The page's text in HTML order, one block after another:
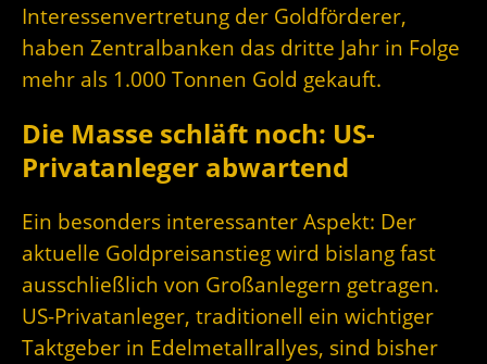
Interessenvertretung der Goldförderer,
haben Zentralbanken das dritte Jahr in Folge
mehr als 1.000 Tonnen Gold gekauft.
Die Masse schläft noch: US-
Privatanleger abwartend
Ein besonders interessanter Aspekt: Der
aktuelle Goldpreisanstieg wird bislang fast
ausschließlich von Großanlegern getragen.
US-Privatanleger, traditionell ein wichtiger
Taktgeber in Edelmetallrallyes, sind bisher